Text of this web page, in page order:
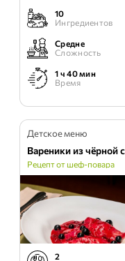
10
Ингредиентов
Средне
Сложность
1 ч 40 мин
Время
Детское меню
Рецепт от шеф-повара
2